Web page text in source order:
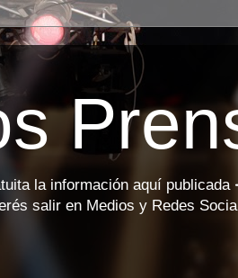
la información aquí
salir en Medios y Redes